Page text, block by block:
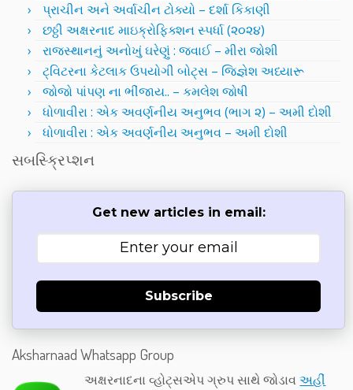
પ્રાચીન અને અર્વાચીન ટોક્યો – દર્શા કિકાણી
છઠ્ઠી અક્ષરનાદ માઇક્રોફિક્શન સ્પર્ધા (૨૦૨૪)
રાજસ્થાનનું અનોખું ઘરેણું : જવાઈ – મીરા જોશી
ટ્વિટરના કેટલાક ઉપયોગી બોટ્સ – જિજ્ઞેશ અધ્યારૂ
જોજો પાંપણ ના ભીંજાય.. – કમલેશ જોષી
ધોળાવીરા : એક અવર્ણનીય અનુભવ (ભાગ ૨) – અમી દોશી
ધોળાવીરા : એક અવર્ણનીય અનુભવ – અમી દોશી
સબસ્ક્રિપ્શન
Get new articles in email:
Subscribe
Aksharnaad Whatsapp Group
અક્ષરનાદના વ્હોટ્સએપ ગ્રુપ સાથે જોડાવઅહીં